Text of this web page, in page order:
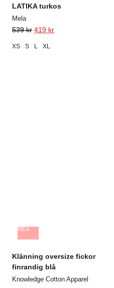
LATIKA turkos
Mela
539kr 419 kr
XS S L XL
REA
Klänning oversize fickor
finrandig blå
Knowledge Cotton Apparel